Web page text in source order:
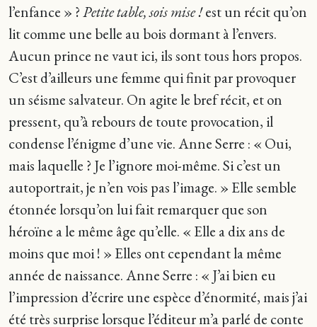
l’enfance » ?Petite table, sois mise !est un récit qu’on
lit comme une belle au bois dormant à l’envers.
Aucun prince ne vaut ici, ils sont tous hors propos.
C’est d’ailleurs une femme qui finit par provoquer
un séisme salvateur. On agite le bref récit, et on
pressent, qu’à rebours de toute provocation, il
condense l’énigme d’une vie. Anne Serre : « Oui,
mais laquelle ? Je l’ignore moi-même. Si c’est un
autoportrait, je n’en vois pas l’image. » Elle semble
étonnée lorsqu’on lui fait remarquer que son
héroïne a le même âge qu’elle. « Elle a dix ans de
moins que moi ! » Elles ont cependant la même
année de naissance. Anne Serre : « J’ai bien eu
l’impression d’écrire une espèce d’énormité, mais j’ai
été très surprise lorsque l’éditeur m’a parlé de conte